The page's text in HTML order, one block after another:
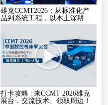
雄克CCMT2026：从标准化产
品到系统工程，以本土深耕赋
能智造升级
打卡攻略 | 来CCMT 2026雄克
展台，交流技术、领取周边！